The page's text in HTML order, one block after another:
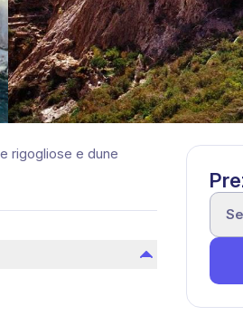
rigogliose e dune